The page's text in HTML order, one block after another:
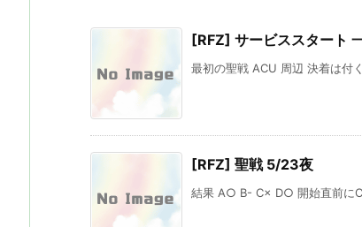
[RFZ] サービススタート
最初の聖戦 ACU 周辺 決着は付
[RFZ] 聖戦 5/23夜
結果 A○ B- C× D○ 開始直前に